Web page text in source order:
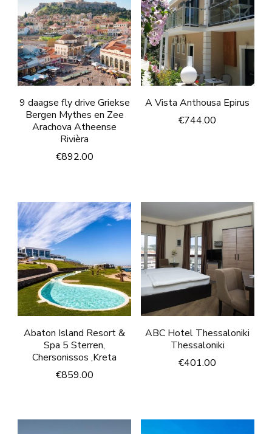
9 daagse fly drive Griekse
Bergen Mythes en Zee
Arachova Atheense
Rivièra
€892.00
A Vista Anthousa Epirus
€744.00
Abaton Island Resort &
Spa 5 Sterren,
Chersonissos ,Kreta
€859.00
ABC Hotel Thessaloniki
Thessaloniki
€401.00